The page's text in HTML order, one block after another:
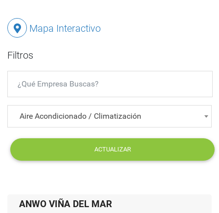
Mapa Interactivo
Filtros
Aire Acondicionado / Climatización
ACTUALIZAR
ANWO VIÑA DEL MAR